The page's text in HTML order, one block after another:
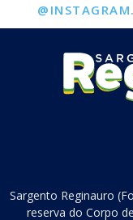
Sargento Reginauro
reserva do Corpo